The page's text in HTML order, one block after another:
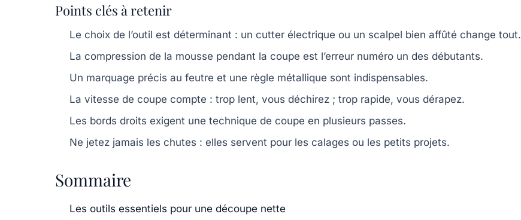
Points clés à retenir
Le choix de l’outil est déterminant : un cutter électrique ou un scalpel bien affûté change tout.
La compression de la mousse pendant la coupe est l’erreur numéro un des débutants.
Un marquage précis au feutre et une règle métallique sont indispensables.
La vitesse de coupe compte : trop lent, vous déchirez ; trop rapide, vous dérapez.
Les bords droits exigent une technique de coupe en plusieurs passes.
Ne jetez jamais les chutes : elles servent pour les calages ou les petits projets.
Sommaire
Les outils essentiels pour une découpe nette